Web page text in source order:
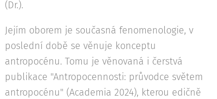
(Dr.).
Jejím oborem je současná fenomenologie, v
poslední době se věnuje konceptu
antropocénu. Tomu je věnovaná i čerstvá
publikace "Antropocennosti: průvodce světem
antropocénu" (Academia 2024), kterou edičně